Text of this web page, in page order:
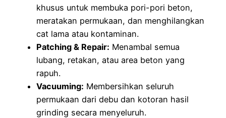
khusus untuk membuka pori-pori beton,
meratakan permukaan, dan menghilangkan
cat lama atau kontaminan.
Patching & Repair: Menambal semua
lubang, retakan, atau area beton yang
rapuh.
Vacuuming: Membersihkan seluruh
permukaan dari debu dan kotoran hasil
grinding secara menyeluruh.